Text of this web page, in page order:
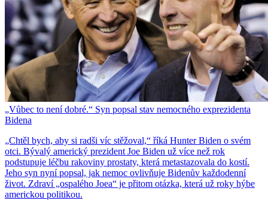
„Vůbec to není dobré.“ Syn popsal stav nemocného exprezidenta
Bidena
„Chtěl bych, aby si radši víc stěžoval,“ říká Hunter Biden o svém
otci. Bývalý americký prezident Joe Biden už více než rok
podstupuje léčbu rakoviny prostaty, která metastazovala do kostí.
Jeho syn nyní popsal, jak nemoc ovlivňuje Bidenův každodenní
život. Zdraví „ospalého Joea“ je přitom otázka, která už roky hýbe
americkou politikou.